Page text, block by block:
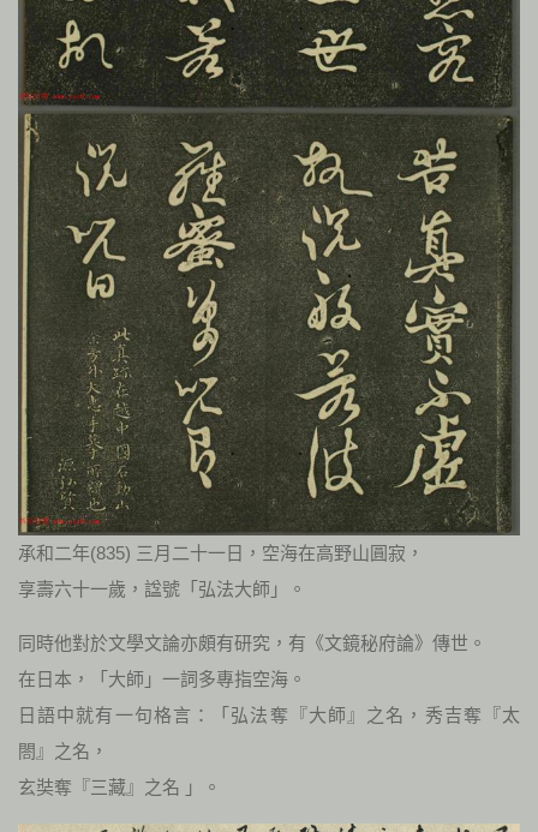
承和二年(835) 三月二十一日，空海在高野山圓寂，
享壽六十一歲，諡號「弘法大師」。
同時他對於文學文論亦頗有研究，有《文鏡秘府論》傳世。
在日本，「大師」一詞多專指空海。
日語中就有一句格言：「弘法奪『大師』之名，秀吉奪『太
閤』之名，
玄奘奪『三藏』之名 」。